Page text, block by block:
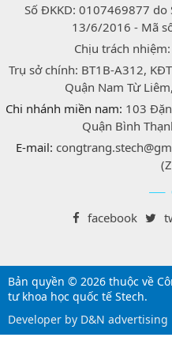
Số ĐKKD: 0107469877 do
13/6/2016 - Mã
Chịu trách
Trụ sở chính: BT1B-A312,
Quận Nam Từ
Chi nhánh miền nam: 103
Quận Bình
E-mail:
facebook
Bản quyền © 2026 thuộc về
tư khoa học quốc tế Stech.
Developer by D&N advertising